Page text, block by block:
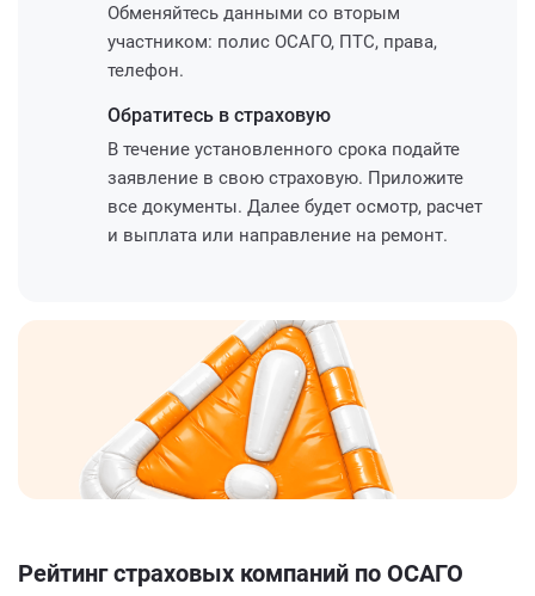
Обменяйтесь данными со вторым
участником: полис ОСАГО, ПТС, права,
телефон.
Обратитесь в страховую
В течение установленного срока подайте
заявление в свою страховую. Приложите
все документы. Далее будет осмотр, расчет
и выплата или направление на ремонт.
Рейтинг страховых компаний по ОСАГО